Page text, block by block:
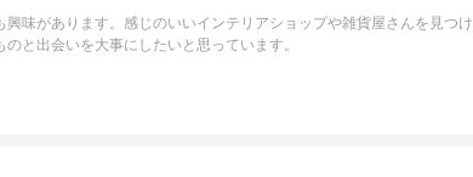
味があります。感じのいいインテリアショップや雑貨屋さんを見つけ
と出会いを大事にしたいと思っています。